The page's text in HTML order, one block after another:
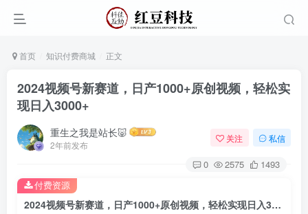
首页 知识付费商城 正文
2024视频号新赛道，日产1000+原创视频，轻松实
现日入3000+
重生之我是站长🐷
2年前发布
关注 私信
0 2575 1493
2024视频号新赛道，日产1000+原创视频，轻松实现日入3000+
付费资源